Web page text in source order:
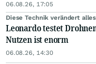
06.08.26, 17:05
Diese Technik verändert alles
Leonardo testet
Nutzen ist enorm
06.08.26, 14:30